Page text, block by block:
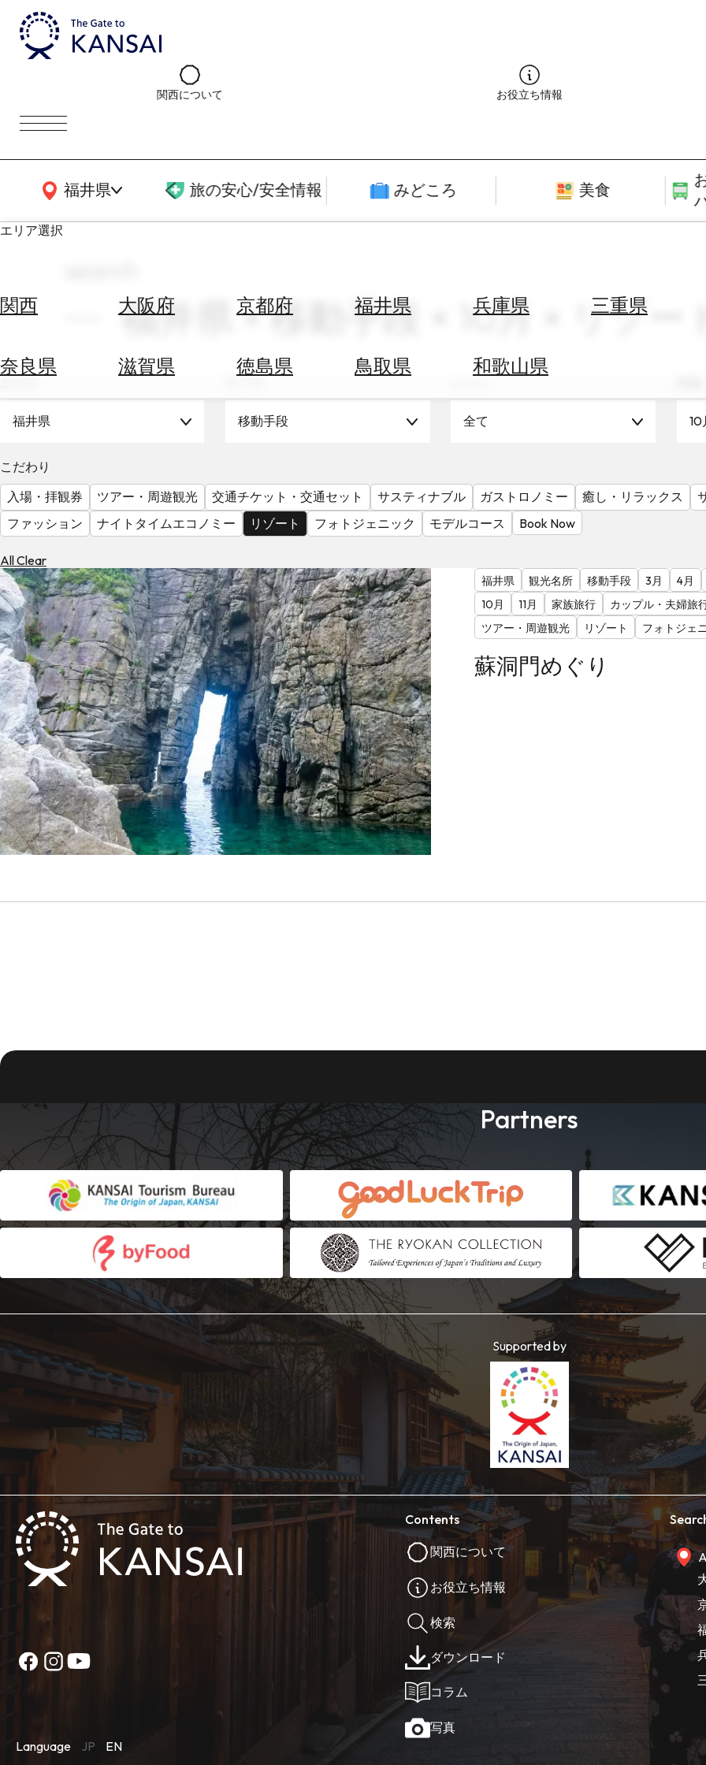
関西について お役立ち情報
福井県
関西広域MAP 旅の安心/安全情報 みどころ 美食
エリア選択
関西 大阪府 京都府 福井県 兵庫県 三重県
奈良県 滋賀県 徳島県 鳥取県 和歌山県
ホ
す
替
を
調
べ
天
を
見
る
福井県 × 移動手段 × 10月 × リゾート
福井県 移動手段 全て 10
こだわり
入場・拝観券
ツアー・周遊観光 交通チケット・交通セット サスティナブル ガストロノミー 癒し・リラックス
ファッション
ナイトタイムエコノミー リゾート フォトジェニック モデルコース Book Now
All Clear
福井県 観光名所 移動手段 3月 4月
10月
11月 家族旅行 カップル・夫婦旅
ツアー・周遊観光
リゾート フォトジェ
蘇洞門めぐり
Partners
Supported by
Language JP EN
Contents
関西について
お役立ち情報
検索
ダウンロード
コラム
写真